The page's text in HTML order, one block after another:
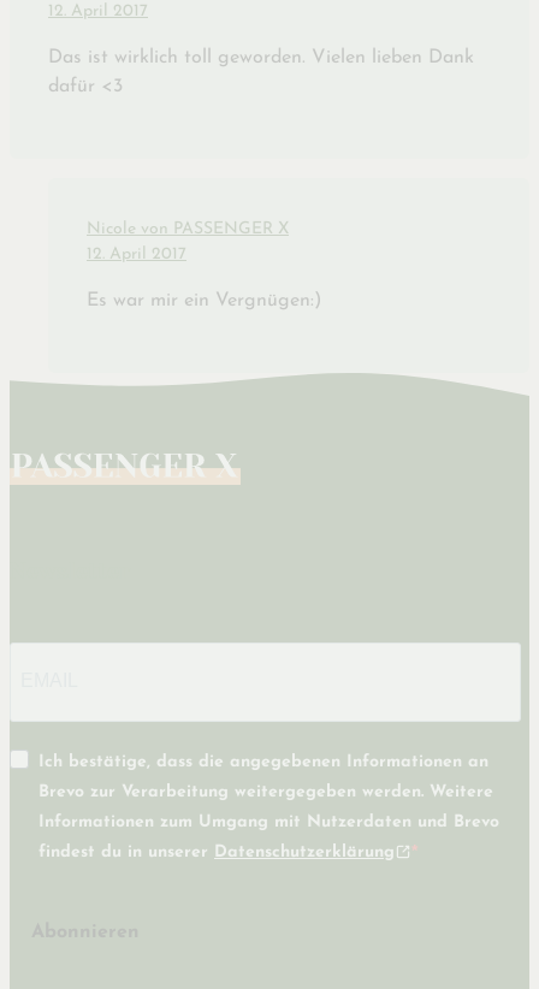
12. April 2017
Das ist wirklich toll geworden. Vielen lieben Dank
dafür <3
Nicole von PASSENGER X
12. April 2017
Es war mir ein Vergnügen:)
Ich bestätige, dass die angegebenen Informationen an
Brevo zur Verarbeitung weitergegeben werden. Weitere
Informationen zum Umgang mit Nutzerdaten und Brevo
findest du in unserer Datenschutzerklärung